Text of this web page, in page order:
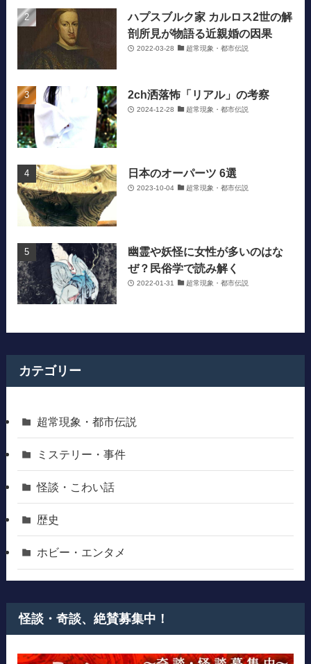
ハプスブルク家 カルロス2世の解
剖所見が物語る近親婚の因果
2022-03-28 超常現象・都市伝説
2ch洒落怖「リアル」の考察
2024-12-28 超常現象・都市伝説
日本のオーパーツ 6選
2023-10-04 超常現象・都市伝説
幽霊や妖怪に女性が多いのはな
ぜ？民俗学で読み解く
2022-01-31 超常現象・都市伝説
カテゴリー
超常現象・都市伝説
ミステリー・事件
怪談・こわい話
歴史
ホビー・エンタメ
怪談・奇談、絶賛募集中！